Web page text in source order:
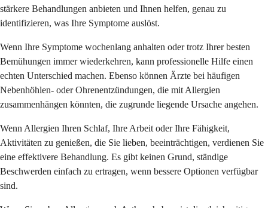
stärkere Behandlungen anbieten und Ihnen helfen, genau zu
identifizieren, was Ihre Symptome auslöst.
Wenn Ihre Symptome wochenlang anhalten oder trotz Ihrer besten
Bemühungen immer wiederkehren, kann professionelle Hilfe einen
echten Unterschied machen. Ebenso können Ärzte bei häufigen
Nebenhöhlen- oder Ohrenentzündungen, die mit Allergien
zusammenhängen könnten, die zugrunde liegende Ursache angehen.
Wenn Allergien Ihren Schlaf, Ihre Arbeit oder Ihre Fähigkeit,
Aktivitäten zu genießen, die Sie lieben, beeinträchtigen, verdienen Sie
eine effektivere Behandlung. Es gibt keinen Grund, ständige
Beschwerden einfach zu ertragen, wenn bessere Optionen verfügbar
sind.